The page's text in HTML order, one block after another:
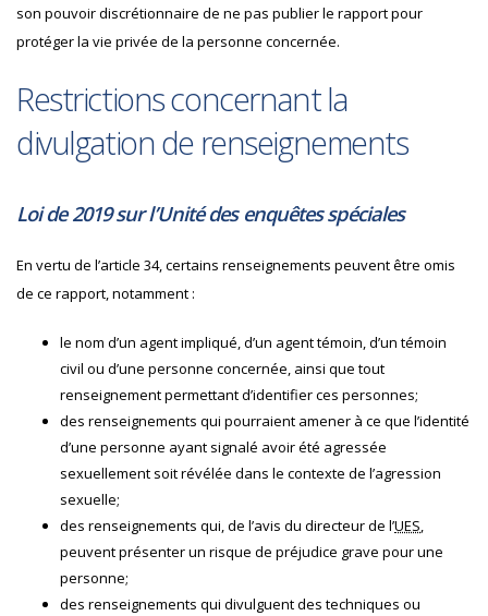
son pouvoir discrétionnaire de ne pas publier le rapport pour
protéger la vie privée de la personne concernée.
Restrictions concernant la
divulgation de renseignements
Loi de 2019 sur l’Unité des enquêtes spéciales
En vertu de l’article 34, certains renseignements peuvent être omis
de ce rapport, notamment :
le nom d’un agent impliqué, d’un agent témoin, d’un témoin
civil ou d’une personne concernée, ainsi que tout
renseignement permettant d’identifier ces personnes;
des renseignements qui pourraient amener à ce que l’identité
d’une personne ayant signalé avoir été agressée
sexuellement soit révélée dans le contexte de l’agression
sexuelle;
des renseignements qui, de l’avis du directeur de l’UES,
peuvent présenter un risque de préjudice grave pour une
personne;
des renseignements qui divulguent des techniques ou